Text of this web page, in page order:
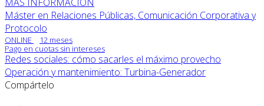
Máster en Relaciones Públicas, Comunicación Corporativa y
Protocolo
ONLINE
12 meses
Pago en cuotas sin intereses
Redes sociales: cómo sacarles el máximo provecho
Operación y mantenimiento: Turbina-Generador
Compártelo